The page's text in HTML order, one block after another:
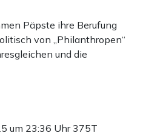
Päpste ihre Berufung
von „Philanthropen“
und die
um 23:36 Uhr375T